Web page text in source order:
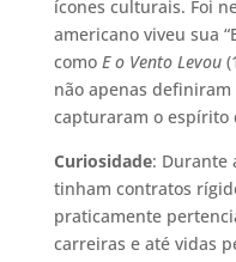
ícones culturais. Foi
americano viveu sua
como E o Vento Levou
não apenas
capturaram o espírito
Curiosidade: Durante
tinham contratos
praticamente
carreiras e até vidas